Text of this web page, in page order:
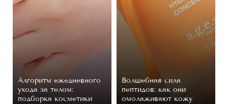
Алгоритм ежедневного
ухода за телом:
подборка косметики
Волшебная сила
пептидов: как они
омолаживают кожу